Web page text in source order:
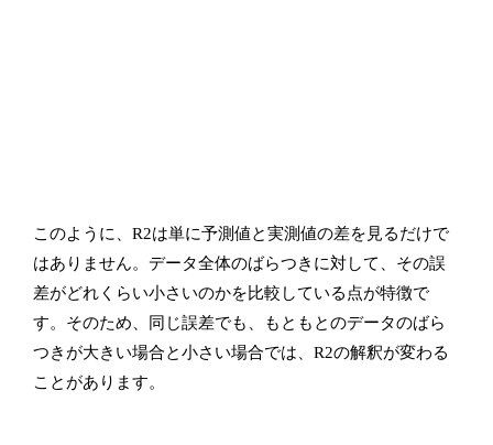
このように、R2は単に予測値と実測値の差を見るだけで
はありません。データ全体のばらつきに対して、その誤
差がどれくらい小さいのかを比較している点が特徴で
す。そのため、同じ誤差でも、もともとのデータのばら
つきが大きい場合と小さい場合では、R2の解釈が変わる
ことがあります。